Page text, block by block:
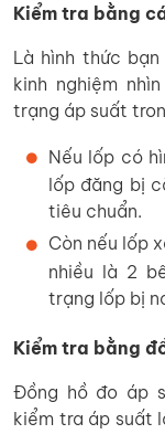
Kiểm tra bằng
Là hình thức
kinh nghiệm
trạng áp suất
Nếu lốp có
lốp đăng bị
tiêu chuẩn.
Còn nếu lốp
nhiều là 2
trạng lốp bị
Kiểm tra bằng
Đồng hồ đo áp
kiểm tra áp suất